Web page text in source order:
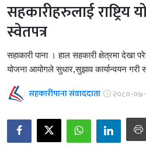
सहकारीहरुलाई
स्वेतपत्र
सहाकारी पाना । हाल सहकारी क्षेत्रमा देखा
योजना आयोगले सुधार,सुझाव कार्यान्वयन गरी
सहकारीपाना संवाददाता २०८०-